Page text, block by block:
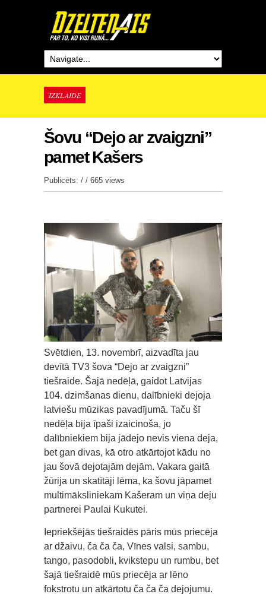
IZKLAIDE
Šovu “Dejo ar zvaigzni”
pamet Kašers
Publicēts: / / 665 views
Svētdien, 13. novembrī, aizvadīta jau
devītā TV3 šova “Dejo ar zvaigzni”
tiešraide. Šajā nedēļā, gaidot Latvijas
104. dzimšanas dienu, dalībnieki dejoja
latviešu mūzikas pavadījumā. Taču šī
nedēļa bija īpaši izaicinoša, jo
dalībniekiem bija jādejo nevis viena deja,
bet gan divas, kā otro atkārtojot kādu no
jau šovā dejotajām dejām. Vakara gaitā
žūrija un skatītāji lēma, ka šovu jāpamet
multimāksliniekam Kašeram un viņa deju
partnerei Paulai Kukutei.
Iepriekšējās tiešraidēs pāris mūs priecēja
ar džaivu, ča ča ča, Vīnes valsi, sambu,
tango, pasodobli, kvikstepu un rumbu, bet
šajā tiešraidē mūs priecēja ar lēno
fokstrotu un atkārtotu ča ča ča dejojumu.